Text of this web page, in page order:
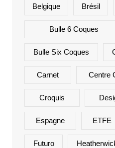
Belgique Brésil
Bulle 6 Coques
Bulle Six Coques
Carnet Centre
Croquis
Espagne ETFE
Futuro